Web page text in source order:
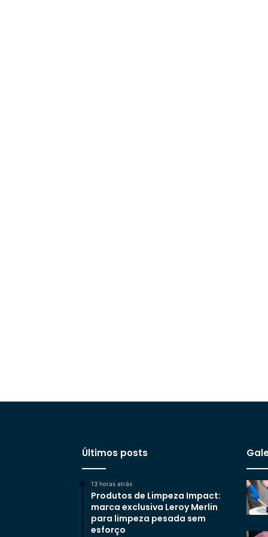
Últimos posts
13 horas atrás
Produtos de Limpeza Impact:
marca exclusiva Leroy Merlin
para limpeza pesada sem
esforço